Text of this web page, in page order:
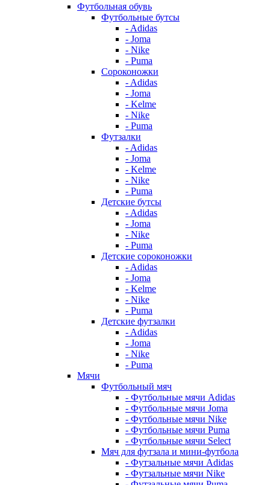
Футбольная обувь
Футбольные бутсы
- Adidas
- Joma
- Nike
- Puma
Сороконожки
- Adidas
- Joma
- Kelme
- Nike
- Puma
Футзалки
- Adidas
- Joma
- Kelme
- Nike
- Puma
Детские бутсы
- Adidas
- Joma
- Nike
- Puma
Детские сороконожки
- Adidas
- Joma
- Kelme
- Nike
- Puma
Детские футзалки
- Adidas
- Joma
- Nike
- Puma
Мячи
Футбольный мяч
- Футбольные мячи Adidas
- Футбольные мячи Joma
- Футбольные мячи Nike
- Футбольные мячи Puma
- Футбольные мячи Select
Мяч для футзала и мини-футбола
- Футзальные мячи Adidas
- Футзальные мячи Nike